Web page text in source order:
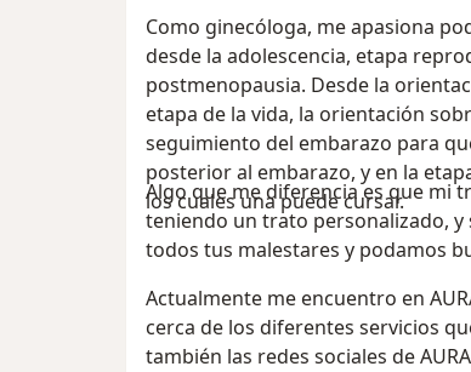
Como ginecóloga, me apasiona
desde la adolescencia, etapa
postmenopausia. Desde la
etapa de la vida, la orientación
seguimiento del embarazo para
posterior al embarazo, y en la
los cuales una puede cursar.
Algo que me diferencia es que mi
teniendo un trato personalizado,
todos tus malestares y podamos
Actualmente me encuentro en
cerca de los diferentes servicios
también las redes sociales de